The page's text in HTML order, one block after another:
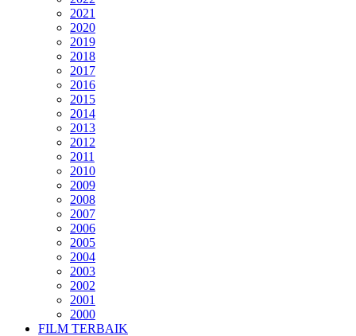
2021
2020
2019
2018
2017
2016
2015
2014
2013
2012
2011
2010
2009
2008
2007
2006
2005
2004
2003
2002
2001
2000
FILM TERBAIK